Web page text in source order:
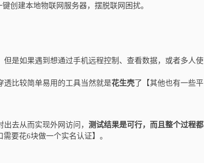
创建本地物联网服务器，摆脱联网困扰。
是如果遇到想通过手机远程控制、查看数据，或者多人使
透比较简单易用的工具当然就是花生壳 了【其他也有一些平
出去从而实现外网访问， 测试结果是可行，而且整个过程都
要花6块做一个实名认证】。